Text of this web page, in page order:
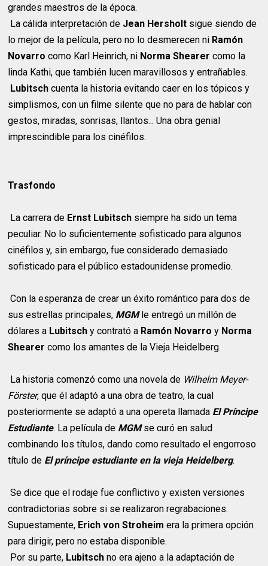
grandes maestros de la época.
La cálida interpretación de Jean Hersholt sigue siendo de
lo mejor de la película, pero no lo desmerecen ni Ramón
Novarro como Karl Heinrich, ni Norma Shearer como la
linda Kathi, que también lucen maravillosos y entrañables.
Lubitsch cuenta la historia evitando caer en los tópicos y
simplismos, con un filme silente que no para de hablar con
gestos, miradas, sonrisas, llantos... Una obra genial
imprescindible para los cinéfilos.
Trasfondo
La carrera de Ernst Lubitsch siempre ha sido un tema
peculiar. No lo suficientemente sofisticado para algunos
cinéfilos y, sin embargo, fue considerado demasiado
sofisticado para el público estadounidense promedio.
Con la esperanza de crear un éxito romántico para dos de
sus estrellas principales, MGMle entregó un millón de
dólares a Lubitsch y contrató a Ramón Novarro y Norma
Shearer como los amantes de la Vieja Heidelberg.
La historia comenzó como una novela de Wilhelm Meyer-
Förster, que él adaptó a una obra de teatro, la cual
posteriormente se adaptó a una opereta llamada El Príncipe
Estudiante. La película de MGMse curó en salud
combinando los títulos, dando como resultado el engorroso
título de El príncipe estudiante en la vieja Heidelberg.
Se dice que el rodaje fue conflictivo y existen versiones
contradictorias sobre si se realizaron regrabaciones.
Supuestamente, Erich von Stroheim era la primera opción
para dirigir, pero no estaba disponible.
Por su parte, Lubitsch no era ajeno a la adaptación de